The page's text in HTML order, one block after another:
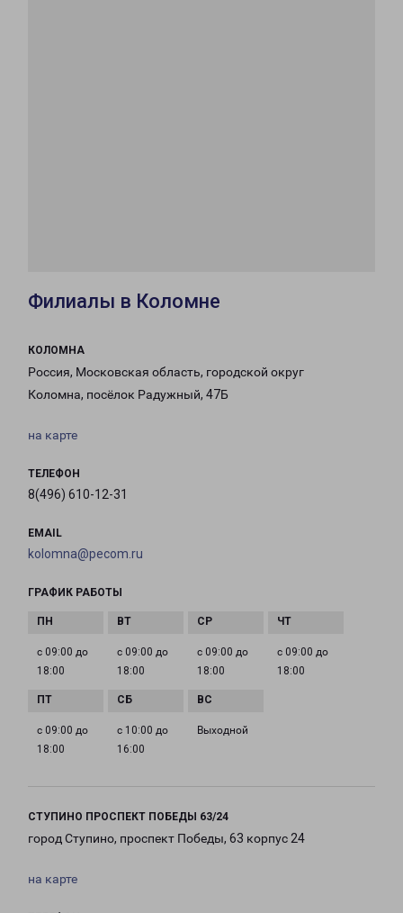
Филиалы в Коломне
КОЛОМНА
Россия, Московская область, городской округ
Коломна, посёлок Радужный, 47Б
на карте
ТЕЛЕФОН
8(496) 610-12-31
EMAIL
kolomna@pecom.ru
ГРАФИК РАБОТЫ
с 09:00 до
18:00
с 09:00 до
18:00
с 09:00 до
18:00
с 09:00 до
18:00
с 09:00 до
18:00
с 10:00 до
16:00
Выходной
СТУПИНО ПРОСПЕКТ ПОБЕДЫ 63/24
город Ступино, проспект Победы, 63 корпус 24
на карте